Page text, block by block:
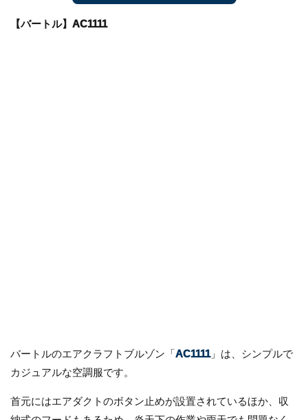
【バートル】AC1111
バートルのエアクラフトブルゾン「AC1111」は、シンプルで
カジュアルな空調服です。
首元にはエアダクトのボタン止めが設置されているほか、収